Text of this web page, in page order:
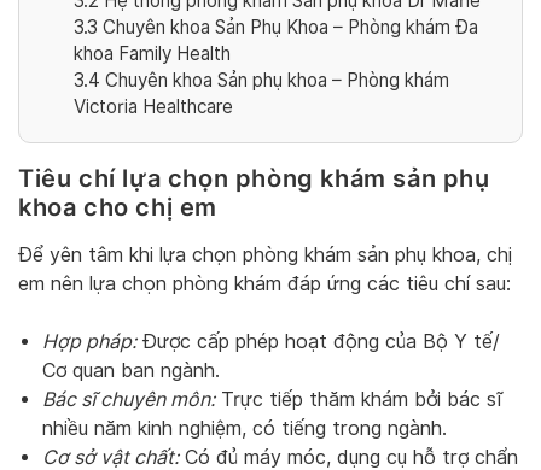
3.3 Chuyên khoa Sản Phụ Khoa – Phòng khám Đa
khoa Family Health
3.4 Chuyên khoa Sản phụ khoa – Phòng khám
Victoria Healthcare
Tiêu chí lựa chọn phòng khám sản phụ
khoa cho chị em
Để yên tâm khi lựa chọn phòng khám sản phụ khoa, chị
em nên lựa chọn phòng khám đáp ứng các tiêu chí sau:
Hợp pháp:Được cấp phép hoạt động của Bộ Y tế/
Cơ quan ban ngành.
Bác sĩ chuyên môn:Trực tiếp thăm khám bởi bác sĩ
nhiều năm kinh nghiệm, có tiếng trong ngành.
Cơ sở vật chất:Có đủ máy móc, dụng cụ hỗ trợ chẩn